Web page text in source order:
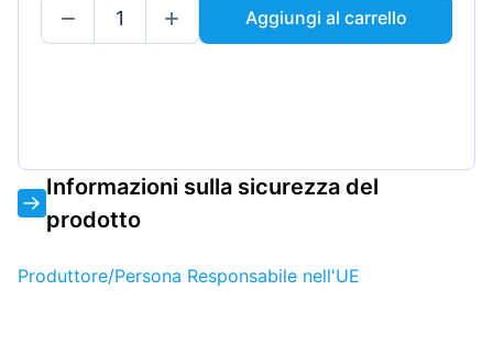
Aggiungi al carrello
Informazioni sulla sicurezza del
prodotto
Produttore/Persona Responsabile nell'UE